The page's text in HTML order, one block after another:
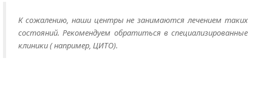
К сожалению, наши центры не занимаются лечением таких
состояний. Рекомендуем обратиться в специализированные
клиники ( например, ЦИТО).